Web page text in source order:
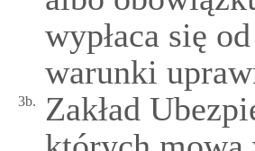
wypłaca się
warunki
3b.
Zakład